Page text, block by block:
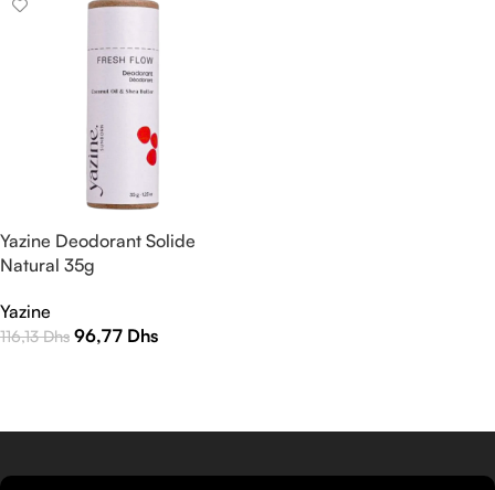
Yazine Deodorant Solide
Natural 35g
Yazine
116,13Dhs 96,77 Dhs